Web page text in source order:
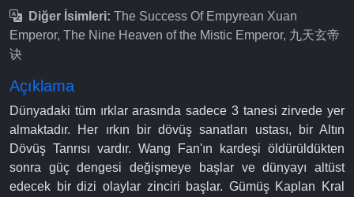
Diğer İsimleri: The Success Of Empyrean Xuan
Emperor, The Nine Heaven of the Mistic Emperor, 九天玄帝
诀
Açıklama
Dünyadaki tüm ırklar arasında sadece 3 tanesi zirvede yer
almaktadır. Her ırkın bir dövüş sanatları ustası, bir Altın
Dövüş Tanrısı vardır. Wang Fan'ın kardeşi öldürüldükten
sonra güç dengesi değişmeye başlar ve dünyayı altüst
edecek bir dizi olaylar zinciri başlar. Gümüş Kaplan Kral